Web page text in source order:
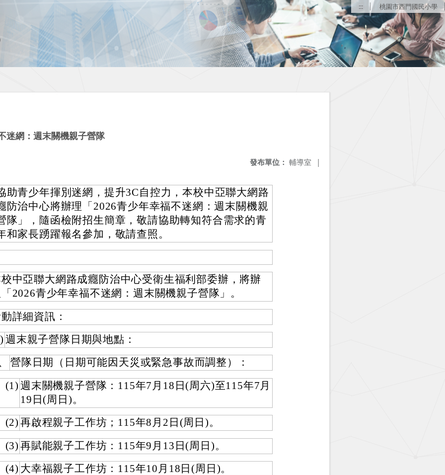
::: 桃園市西門國民小學
迷網：週末關機親子營隊
發布單位： 輔導室 |
助青少年揮別迷網，提升3C自控力，本校中亞聯大網路
防治中心將辦理「2026青少年幸福不迷網：週末關機親
隊」，隨函檢附招生簡章，敬請協助轉知符合需求的青
和家長踴躍報名參加，敬請查照。
中亞聯大網路成癮防治中心受衛生福利部委辦，將辦
2026青少年幸福不迷網：週末關機親子營隊」。
詳細資訊：
週末親子營隊日期與地點：
營隊日期（日期可能因天災或緊急事故而調整）：
(1) 週末關機親子營隊：115年7月18日(周六)至115年7月
19日(周日)。
(2) 再啟程親子工作坊；115年8月2日(周日)。
(3) 再賦能親子工作坊：115年9月13日(周日)。
(4) 大幸福親子工作坊：115年10月18日(周日)。